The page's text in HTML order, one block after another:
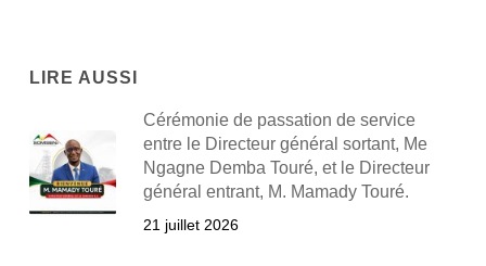
LIRE AUSSI
Cérémonie de passation de service
entre le Directeur général sortant, Me
Ngagne Demba Touré, et le Directeur
général entrant, M. Mamady Touré.
21 juillet 2026